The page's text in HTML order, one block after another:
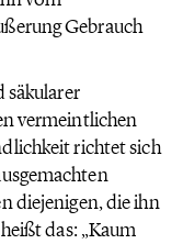
Gebrauch
säkularer
vermeintlichen
richtet sich
diejenigen, die ihn
das: „Kaum